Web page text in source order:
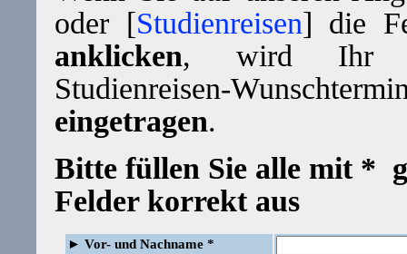
oder [Studienreisen] die
anklicken, wird Ihr
Studienreisen-
eingetragen.
Bitte füllen Sie alle mit *
Felder korrekt aus
► Vor- und Nachname *